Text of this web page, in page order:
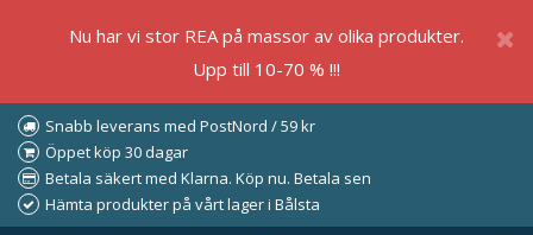
Nu har vi stor REA på massor av olika produkter.
Upp till 10-70 % !!!
Snabb leverans med PostNord / 59 kr
Öppet köp 30 dagar
Betala säkert med Klarna. Köp nu. Betala sen
Hämta produkter på vårt lager i Bålsta